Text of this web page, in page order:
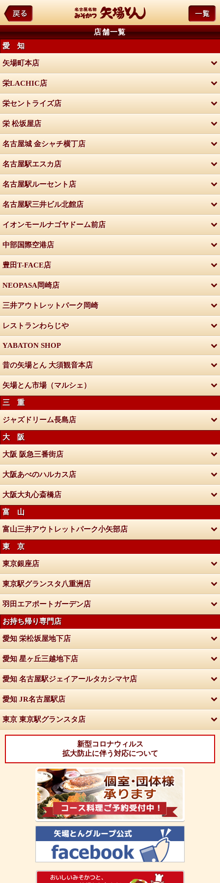
店舗一覧
愛 知
矢場町本店
栄LACHIC店
栄セントライズ店
栄 松坂屋店
名古屋城 金シャチ横丁店
名古屋駅エスカ店
名古屋駅ルーセント店
名古屋駅三井ビル北館店
イオンモールナゴヤドーム前店
中部国際空港店
豊田T-FACE店
NEOPASA岡崎店
三井アウトレットパーク岡崎
レストランわらじや
YABATON SHOP
昔の矢場とん 大須観音本店
矢場とん市場（マルシェ）
三 重
ジャズドリーム長島店
大 阪
大阪 阪急三番街店
大阪あべのハルカス店
大阪大丸心斎橋店
富 山
富山三井アウトレットパーク小矢部店
東 京
東京銀座店
東京駅グランスタ八重洲店
羽田エアポートガーデン店
お持ち帰り専門店
愛知 栄松坂屋地下店
愛知 星ヶ丘三越地下店
愛知 名古屋駅ジェイアールタカシマヤ店
愛知 JR名古屋駅店
東京 東京駅グランスタ店
新型コロナウィルス
拡大防止に伴う対応について